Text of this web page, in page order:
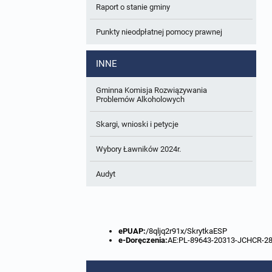
W trakcie opracowania
Zbiory danych przestrzennych
Analizy zmian w zagospodarowaniu
Raport o stanie gminy
Punkty nieodpłatnej pomocy prawnej
INNE
Gminna Komisja Rozwiązywania
Problemów Alkoholowych
Skargi, wnioski i petycje
Wybory Ławników 2024r.
Audyt
ePUAP:/8qljq2r91x/SkrytkaESP
e-Doręczenia:AE:PL-89643-20313-JCHCR-28